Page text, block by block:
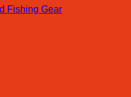
Fishing Gear